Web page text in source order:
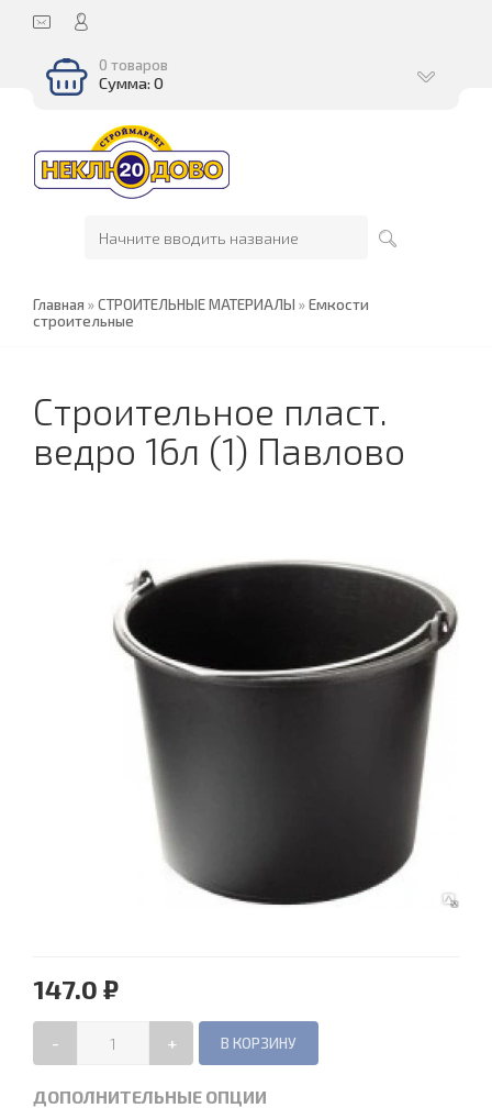
0 товаров
Сумма: 0
Главная »СТРОИТЕЛЬНЫЕ МАТЕРИАЛЫ »Емкости
строительные
Строительное пласт.
ведро 16л (1) Павлово
147.0 ₽
- +
ДОПОЛНИТЕЛЬНЫЕ ОПЦИИ